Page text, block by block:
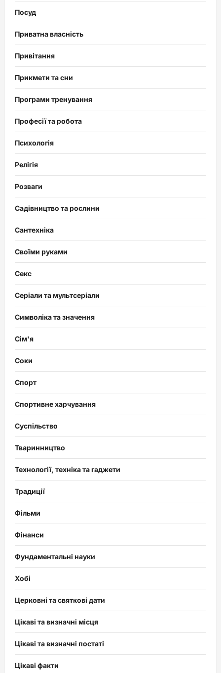
Посуд
Приватна власність
Привітання
Прикмети та сни
Програми тренування
Професії та робота
Психологія
Релігія
Розваги
Садівництво та рослини
Сантехніка
Своїми руками
Секс
Серіали та мультсеріали
Символіка та значення
Сім'я
Соки
Спорт
Спортивне харчування
Суспільство
Тваринництво
Технології, техніка та гаджети
Традиції
Фільми
Фінанси
Фундаментальні науки
Хобі
Церковні та святкові дати
Цікаві та визначні місця
Цікаві та визначні постаті
Цікаві факти